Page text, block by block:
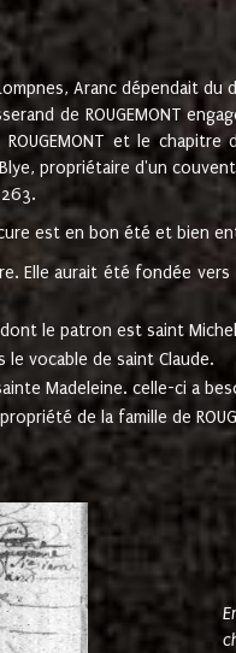
Aranc dépendait
de ROUGEMONT
et le
propriétaire d'un
est en bon été et bien
aurait été fondée vers
dont le patron est saint
le vocable de saint Claude.
Madeleine. celle-ci a
de la famille de